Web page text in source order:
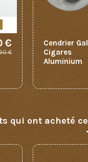
€
€
Cendrier
Cigares
Aluminium
qui ont acheté